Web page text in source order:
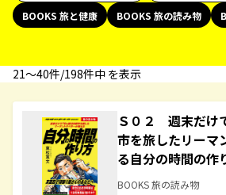
BOOKS 旅と健康
BOOKS 旅の読み物
21〜40件/198件中 を表示
Ｓ０２ 週末だけ
市を旅したリーマ
る自分の時間の作
BOOKS 旅の読み物